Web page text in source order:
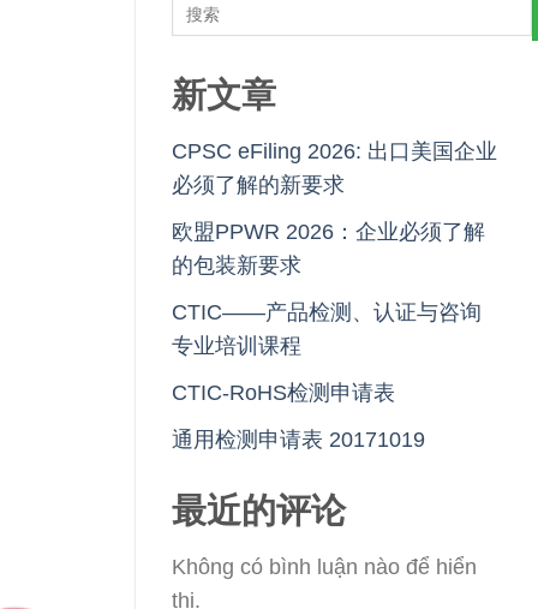
新文章
CPSC eFiling 2026: 出口美国企业
必须了解的新要求
欧盟PPWR 2026：企业必须了解
的包装新要求
CTIC——产品检测、认证与咨询
专业培训课程
CTIC-RoHS检测申请表
通用检测申请表 20171019
最近的评论
Không có bình luận nào để hiển
thị.